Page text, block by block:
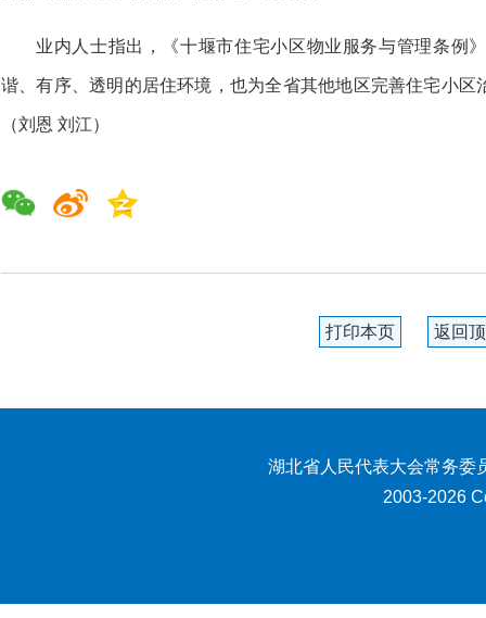
业内人士指出，《十堰市住宅小区物业服务与管理条例
谐、有序、透明的居住环境，也为全省其他地区完善住宅小
（刘恩 刘江）
打印本页 返回
湖北省人民代表大会常务委
2003-2026